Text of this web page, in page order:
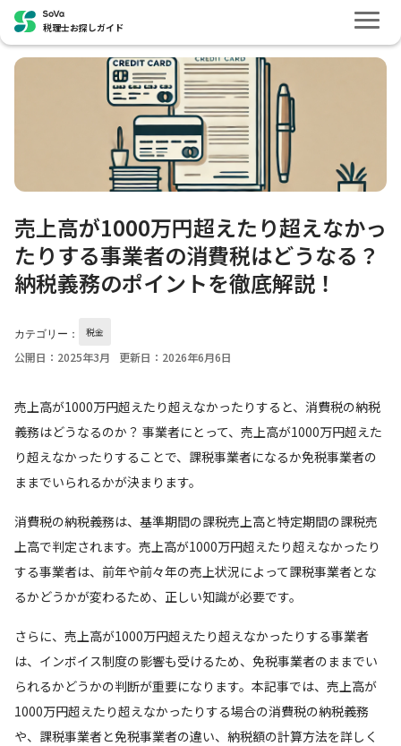
税理士お探しガイド
売上高が1000万円超えたり超えなかっ
たりする事業者の消費税はどうなる？
納税義務のポイントを徹底解説！
カテゴリー： 税金
公開日：2025年3月 更新日：2026年6月6日
売上高が1000万円超えたり超えなかったりすると、消費税の納税
義務はどうなるのか？ 事業者にとって、売上高が1000万円超えた
り超えなかったりすることで、課税事業者になるか免税事業者の
ままでいられるかが決まります。
消費税の納税義務は、基準期間の課税売上高と特定期間の課税売
上高で判定されます。売上高が1000万円超えたり超えなかったり
する事業者は、前年や前々年の売上状況によって課税事業者とな
るかどうかが変わるため、正しい知識が必要です。
さらに、売上高が1000万円超えたり超えなかったりする事業者
は、インボイス制度の影響も受けるため、免税事業者のままでい
られるかどうかの判断が重要になります。本記事では、売上高が
1000万円超えたり超えなかったりする場合の消費税の納税義務
や、課税事業者と免税事業者の違い、納税額の計算方法を詳しく